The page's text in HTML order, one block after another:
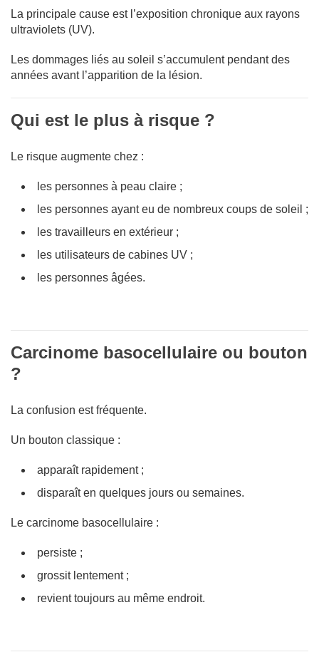
La principale cause est l’exposition chronique aux rayons
ultraviolets (UV).
Les dommages liés au soleil s’accumulent pendant des
années avant l’apparition de la lésion.
Qui est le plus à risque ?
Le risque augmente chez :
les personnes à peau claire ;
les personnes ayant eu de nombreux coups de soleil ;
les travailleurs en extérieur ;
les utilisateurs de cabines UV ;
les personnes âgées.
Carcinome basocellulaire ou bouton
?
La confusion est fréquente.
Un bouton classique :
apparaît rapidement ;
disparaît en quelques jours ou semaines.
Le carcinome basocellulaire :
persiste ;
grossit lentement ;
revient toujours au même endroit.